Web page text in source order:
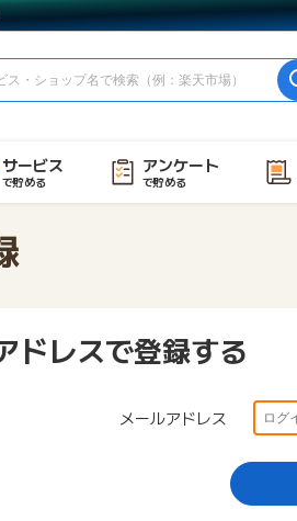
サービス
で貯める
アンケート
で貯める
ドレスで登録する
メールアドレス